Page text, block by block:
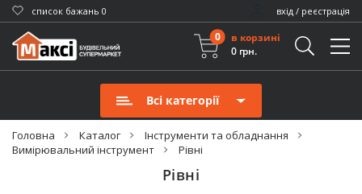
cписок бажань 0 вхід / реєстрація
0
в корзині
0 грн.
Всі категорії
Головна Каталог
Інструменти та обладнання
Вимірювальний інструмент
Рівні
Рівні